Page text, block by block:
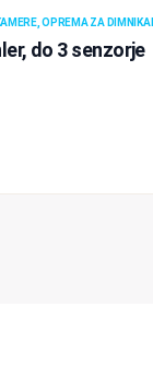
OPREMA ZA
do 3 senzorje